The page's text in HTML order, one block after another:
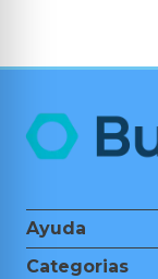
Ayuda
Nosotros
Categorias